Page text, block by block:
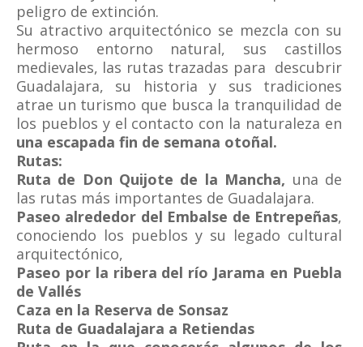
peligro de extinción.
Su atractivo arquitectónico se mezcla con su
hermoso entorno natural, sus castillos
medievales, las rutas trazadas para descubrir
Guadalajara, su historia y sus tradiciones
atrae un turismo que busca la tranquilidad de
los pueblos y el contacto con la naturaleza en
una escapada fin de semana otoñal.
Rutas:
Ruta de Don Quijote de la Mancha, una de
las rutas más importantes de Guadalajara.
Paseo alrededor del Embalse de Entrepeñas,
conociendo los pueblos y su legado cultural
arquitectónico,
Paseo por la ribera del río Jarama en Puebla
de Vallés
Caza en la Reserva de Sonsaz
Ruta de Guadalajara a Retiendas